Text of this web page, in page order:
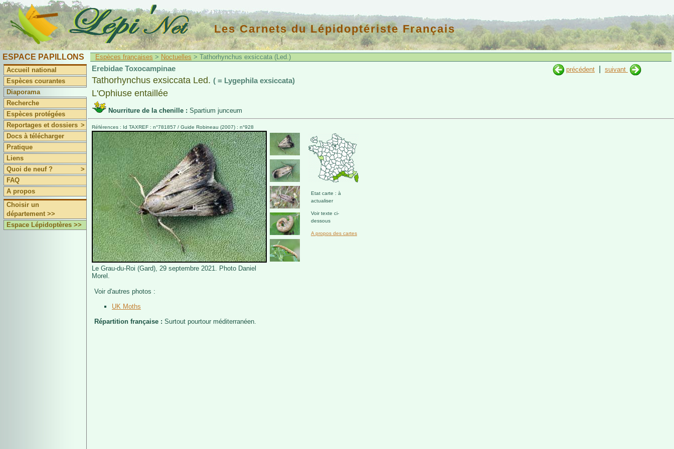
Les Carnets du Lépidoptériste Français
ESPACE PAPILLONS
Accueil national
Espèces courantes
Diaporama
Recherche
Espèces protégées
Reportages et dossiers >
Docs à télécharger
Pratique
Liens
Quoi de neuf ?
>
FAQ
A propos
Choisir un
département >>
Espace Lépidoptères >>
Espèces françaises > Noctuelles > Tathorhynchus exsiccata (Led.)
précédent
suivant
Erebidae Toxocampinae
Tathorhynchus exsiccata Led. ( = Lygephila exsiccata)
L'Ophiuse entaillée
Nourriture de la chenille : Spartium junceum
Références : Id TAXREF : n°781857 / Guide Robineau (2007) : n°928
Le Grau-du-Roi (Gard), 29 septembre 2021. Photo Daniel
Morel.
Etat carte : à
actualiser
Voir texte ci-
dessous
A propos des cartes
Voir d'autres photos :
UK Moths
Répartition française : Surtout pourtour méditerranéen.